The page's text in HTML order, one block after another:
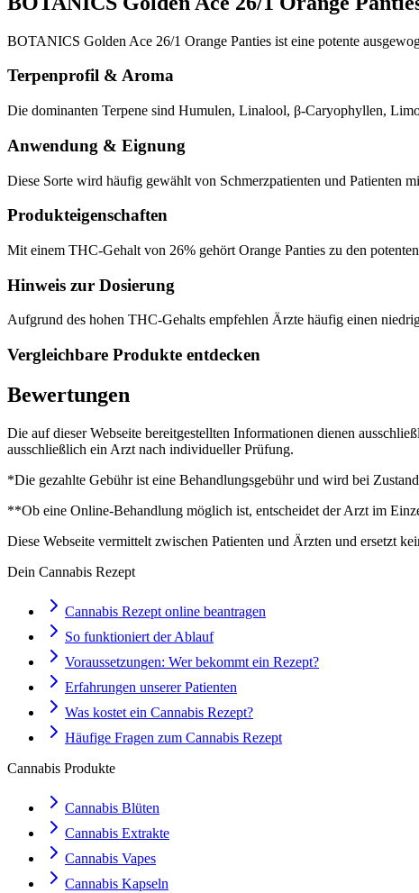
BOTANICS Golden Ace 26/1 Orange Panties ist eine potente
Terpenprofil & Aroma
Die dominanten Terpene sind Humulen, Linalool, β-Caryophyllen,
Anwendung & Eignung
Diese Sorte wird häufig gewählt von Schmerzpatienten und Patienten
Produkteigenschaften
Mit einem THC-Gehalt von 26% gehört Orange Panties zu den
Hinweis zur Dosierung
Aufgrund des hohen THC-Gehalts empfehlen Ärzte häufig einen
Vergleichbare Produkte entdecken
Bewertungen
Die auf dieser Webseite bereitgestellten Informationen dienen
ausschließlich ein Arzt nach individueller Prüfung.
*Die gezahlte Gebühr ist eine Behandlungsgebühr und wird bei
**Ob eine Online-Behandlung möglich ist, entscheidet der Arzt im
Diese Webseite vermittelt zwischen Patienten und Ärzten und ersetzt
Dein Cannabis Rezept
Cannabis Rezept online beantragen
So funktioniert der Ablauf
Voraussetzungen: Wer bekommt ein Rezept?
Erfahrungen unserer Patienten
Was kostet ein Cannabis Rezept?
Häufige Fragen zum Cannabis Rezept
Cannabis Produkte
Cannabis Blüten
Cannabis Extrakte
Cannabis Vapes
Cannabis Kapseln